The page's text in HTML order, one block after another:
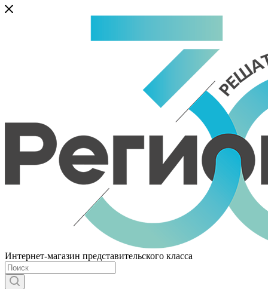
Интернет-магазин представительского класса